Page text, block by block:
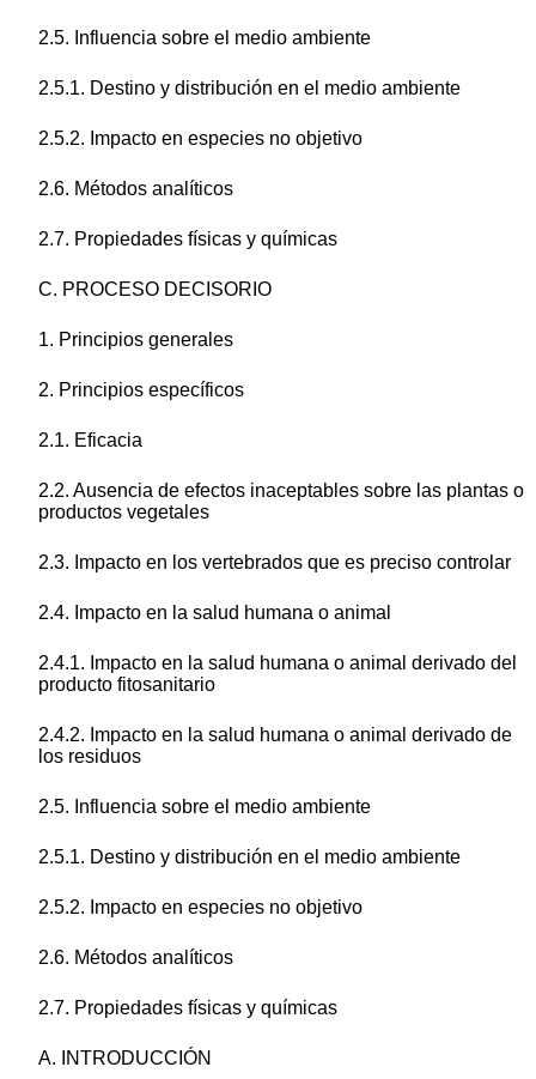
2.5. Influencia sobre el medio ambiente
2.5.1. Destino y distribución en el medio ambiente
2.5.2. Impacto en especies no objetivo
2.6. Métodos analíticos
2.7. Propiedades físicas y químicas
C. PROCESO DECISORIO
1. Principios generales
2. Principios específicos
2.1. Eficacia
2.2. Ausencia de efectos inaceptables sobre las plantas o
productos vegetales
2.3. Impacto en los vertebrados que es preciso controlar
2.4. Impacto en la salud humana o animal
2.4.1. Impacto en la salud humana o animal derivado del
producto fitosanitario
2.4.2. Impacto en la salud humana o animal derivado de
los residuos
2.5. Influencia sobre el medio ambiente
2.5.1. Destino y distribución en el medio ambiente
2.5.2. Impacto en especies no objetivo
2.6. Métodos analíticos
2.7. Propiedades físicas y químicas
A. INTRODUCCIÓN